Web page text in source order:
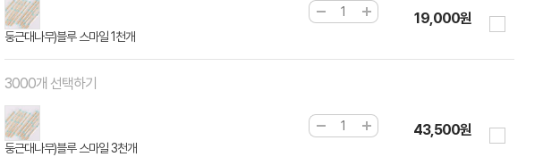
둥근대나무)블루 스마일 1천개
19,000원
3000개 선택하기
둥근대나무)블루 스마일 3천개
43,500원